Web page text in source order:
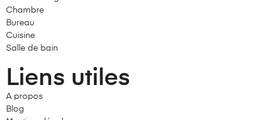
Chambre
Bureau
Cuisine
Salle de bain
Liens utiles
A propos
Blog